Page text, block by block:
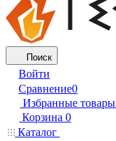
Поиск
Войти
Сравнение0
Избранные товары
Корзина 0
Каталог